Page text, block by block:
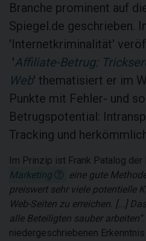
Branche prominent auf
Spiegel.de geschrieben.
'Internetkriminalität'
'Affiliate-Betrug:
Web' thematisiert er im
Punkte mit Fehler- und
Betrugspotential:
Tracking und
Im Prinzip ist Frank Patalog der
Marketing
eine gute
preiswert sehr viele potentielle
Web-Seiten zu erreichen. [...]
alle Beteiligten sauber arbeiten“
niedergeschriebenen